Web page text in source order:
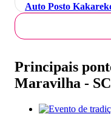
Auto Posto
Principais
Maravilha - SC